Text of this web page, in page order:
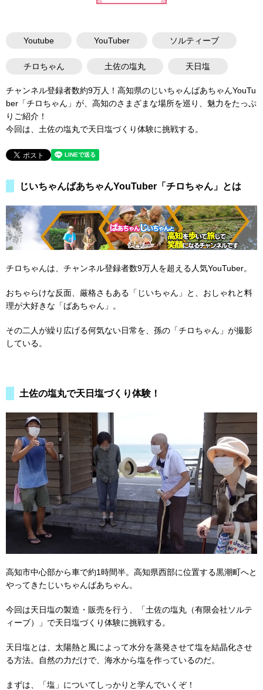
Youtube YouTuber ソルティーブ
チロちゃん 土佐の塩丸 天日塩
チャンネル登録者数約9万人！高知県のじいちゃんばあちゃんYouTu
ber「チロちゃん」が、高知のさまざまな場所を巡り、魅力をたっぷ
りご紹介！
今回は、土佐の塩丸で天日塩づくり体験に挑戦する。
じいちゃんばあちゃんYouTuber「チロちゃん」とは
チロちゃんは、チャンネル登録者数9万人を超える人気YouTuber。
おちゃらけな反面、厳格さもある「じいちゃん」と、おしゃれと料
理が大好きな「ばあちゃん」。
その二人が繰り広げる何気ない日常を、孫の「チロちゃん」が撮影
している。
土佐の塩丸で天日塩づくり体験！
高知市中心部から車で約1時間半。高知県西部に位置する黒潮町へと
やってきたじいちゃんばあちゃん。
今回は天日塩の製造・販売を行う、「土佐の塩丸（有限会社ソルテ
ィーブ）」で天日塩づくり体験に挑戦する。
天日塩とは、太陽熱と風によって水分を蒸発させて塩を結晶化させ
る方法。自然の力だけで、海水から塩を作っているのだ。
まずは、「塩」についてしっかりと学んでいくぞ！